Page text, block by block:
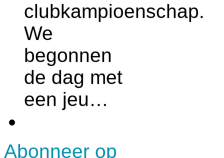
clubkampioenschap.
We
begonnen
de dag met
een jeu…
Abonneer op